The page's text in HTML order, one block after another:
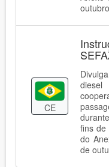
CE
fins de
do
de